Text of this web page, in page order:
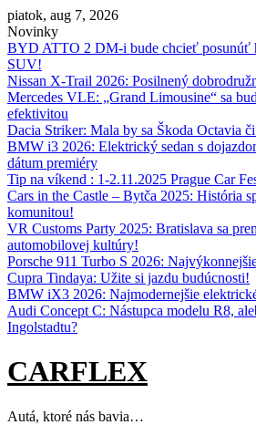
Skip
to
content
piatok, aug 7, 2026
Novinky
BYD ATTO 2 DM-i bude chcieť posunúť
SUV!
Nissan X‑Trail 2026: Posilnený
Mercedes VLE: „Grand Limousine“ sa
efektivitou
Dacia Striker: Mala by sa Škoda Octavia
BMW i3 2026: Elektrický sedan s
dátum premiéry
Tip na víkend : 1-2.11.2025 Prague Car
Cars in the Castle – Bytča 2025: História
komunitou!
VR Customs Party 2025: Bratislava sa
automobilovej kultúry!
Porsche 911 Turbo S 2026:
Cupra Tindaya: Užite si jazdu budúcnosti!
BMW iX3 2026: Najmodernejšie
Audi Concept C: Nástupca modelu R8,
Ingolstadtu?
CARFLEX
Autá, ktoré nás bavia…